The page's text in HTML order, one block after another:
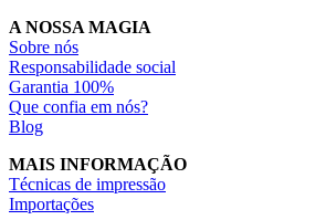
A NOSSA MAGIA
Sobre nós
Responsabilidade social
Garantia 100%
Que confia em nós?
Blog
MAIS INFORMAÇÃO
Técnicas de impressão
Importações